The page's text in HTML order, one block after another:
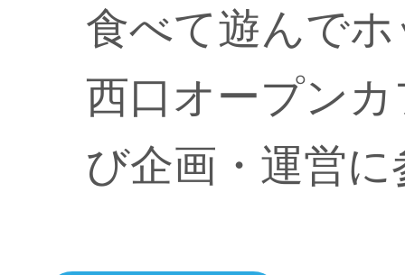
食べて遊んで
西口オープン
び企画・運営